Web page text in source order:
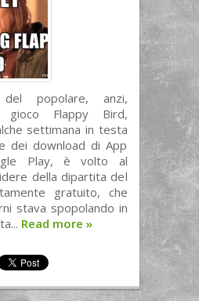
popolare, anzi,
gioco Flappy Bird,
settimana in testa
dei download di App
Play, è volto al
della dipartita del
gratuito, che
stava spopolando in
Read more »